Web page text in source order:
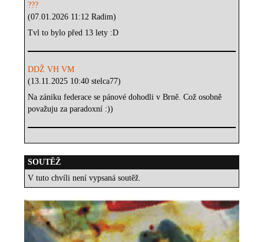
???
(07.01.2026 11:12 Radim)
Tvl to bylo před 13 lety :D
DDŽ VH VM
(13.11.2025 10:40 stelca77)
Na zániku federace se pánové dohodli v Brně. Což osobně
považuju za paradoxní :))
SOUTĚŽ
V tuto chvíli není vypsaná soutěž.